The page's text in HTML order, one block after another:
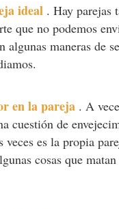
ideal . Hay parejas
que no podemos
algunas maneras de
en la pareja . A
cuestión de
veces es la propia
cosas que